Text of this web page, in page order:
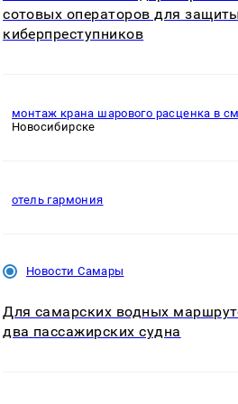
сотовых операторов для
киберпреступников
монтаж крана шарового расценка в
Новосибирске
отель гармония
Новости Самары
Для самарских водных
два пассажирских судна